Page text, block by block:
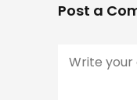
Post a